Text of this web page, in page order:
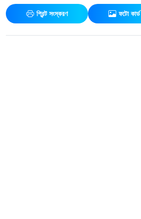
প্রিন্ট সংস্করণ ফটো কার্ড